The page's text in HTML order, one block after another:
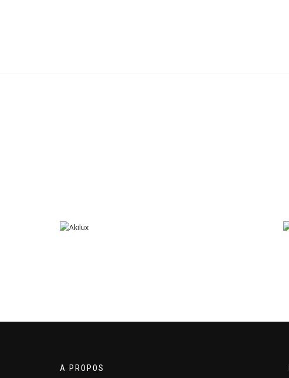
A PROPOS